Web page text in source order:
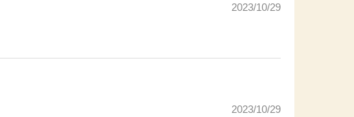
2023/10/29
2023/10/29